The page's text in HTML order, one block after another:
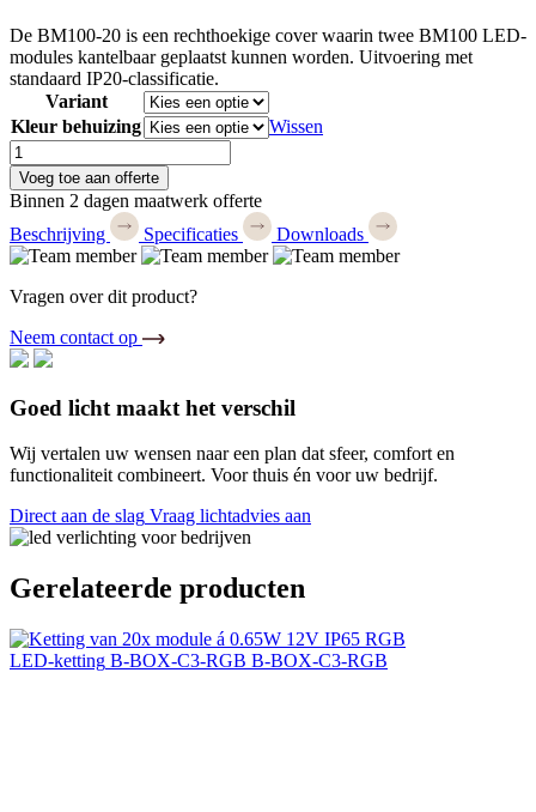
De BM100-20 is een rechthoekige cover waarin twee BM100 LED-
modules kantelbaar geplaatst kunnen worden. Uitvoering met
standaard IP20-classificatie.
Variant
Kleur behuizing
Wissen
Cover
BM100-
20
aantal
Voeg toe aan offerte
Binnen 2 dagen maatwerk offerte
Beschrijving
Specificaties Downloads
Vragen over dit product?
Neem contact op
Goed licht maakt het verschil
Wij vertalen uw wensen naar een plan dat sfeer, comfort en
functionaliteit combineert. Voor thuis én voor uw bedrijf.
Direct aan de slag Vraag lichtadvies aan
Gerelateerde producten
LED-ketting B-BOX-C3-RGB B-BOX-C3-RGB